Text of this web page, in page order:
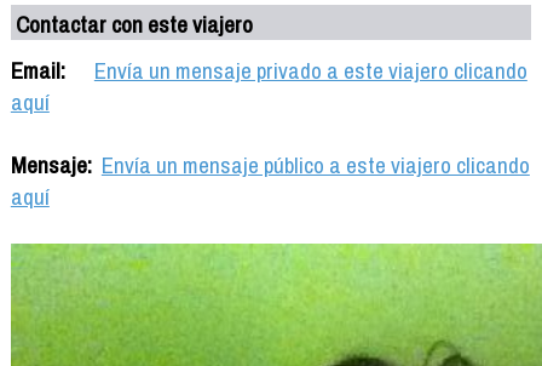
Contactar con este viajero
Email:
Envía un mensaje privado a este viajero clicando
aquí
Mensaje: Envía un mensaje público a este viajero clicando
aquí